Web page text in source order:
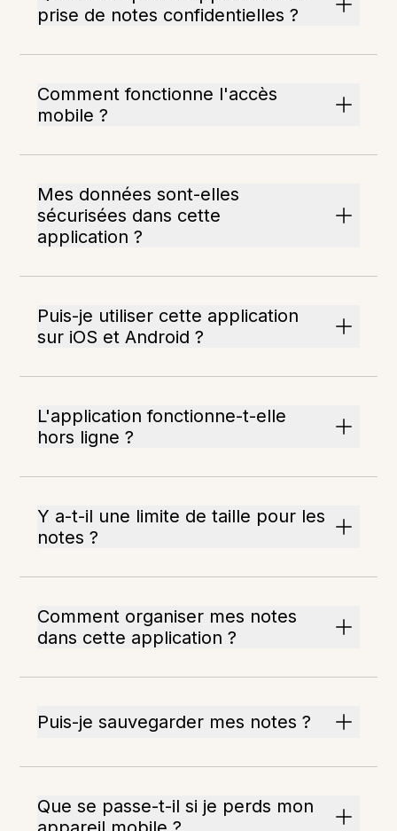
prise de notes confidentielles ?
Comment fonctionne l'accès
mobile ?
Mes données sont-elles
sécurisées dans cette
application ?
Puis-je utiliser cette application
sur iOS et Android ?
L'application fonctionne-t-elle
hors ligne ?
Y a-t-il une limite de taille pour les
notes ?
Comment organiser mes notes
dans cette application ?
Puis-je sauvegarder mes notes ?
Que se passe-t-il si je perds mon